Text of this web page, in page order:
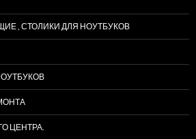
, СТОЛИКИ ДЛЯ НОУТБУКОВ
ЦЕНТРА.